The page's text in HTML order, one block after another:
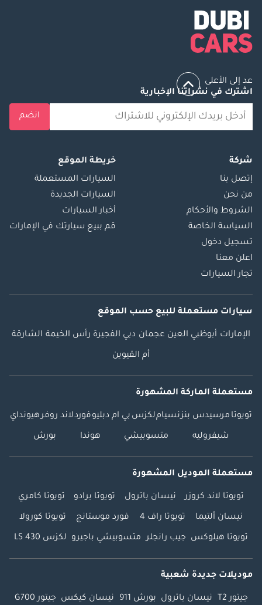
عد إلى الأعلى
اشترك في نشراتنا الإخبارية
انضم
شركة
إتصل بنا
من نحن
الشروط والأحكام
السياسة الخاصة
تسجيل دخول
اعلن معنا
تجار السيارات
خريطة الموقع
السيارات المستعملة
السيارات الجديدة
أخبار السيارات
قم ببيع سيارتك في الإمارات
سيارات مستعملة للبيع حسب الموقع
الإمارات أبوظبي العين عجمان دبي الفجيرة رأس الخيمة الشارقة
أم القيوين
مستعملة الماركة المشهورة
تويوتا مرسيدس بنزنسياملكزس بي ام دبليوفوردلاند روفرهيونداي
شيفروليه متسوبيشي هوندا بورش
مستعملة الموديل المشهورة
تويوتا لاند كروزر نيسان باترول تويوتا برادو تويوتا كامري
نيسان ألتيما تويوتا راف 4 فورد موستانج تويوتا كورولا
تويوتا هيلوكس جيب رانجلر متسوبيشي باجيرو لكزس LS 430
موديلات جديدة شعبية
جيتور T2 نيسان باترول بورش 911 نيسان كيكس جيتور G700